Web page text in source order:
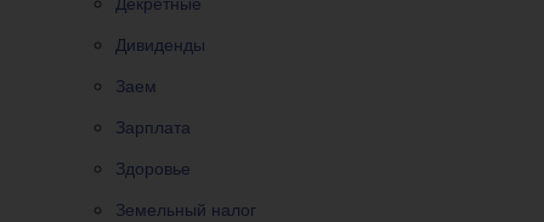
Дивиденды
Заем
Зарплата
Здоровье
Земельный налог